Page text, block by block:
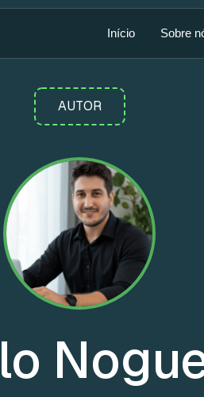
Início Sobre
AUTOR